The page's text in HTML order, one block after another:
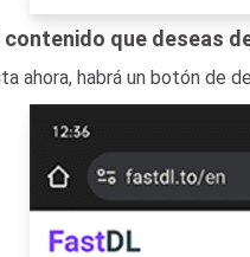
contenido que deseas
ahora, habrá un botón de